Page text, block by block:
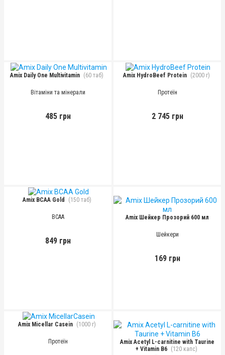
Amix Daily One Multivitamin (60 таб)
Вітаміни та мінерали
485 грн
Amix HydroBeef Protein (2000 г)
Протеїн
2 745 грн
Amix BCAA Gold (150 таб)
BCAA
849 грн
Amix Шейкер Прозорий 600 мл
Шейкери
169 грн
Amix Micellar Casein (1000 г)
Протеїн
Amix Acetyl L-carnitine with Taurine
+ Vitamin B6
(120 капс)